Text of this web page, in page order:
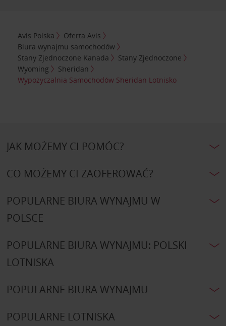
Avis Polska
Oferta Avis
Biura wynajmu samochodów
Stany Zjednoczone Kanada
Stany Zjednoczone
Wyoming
Sheridan
Wypożyczalnia Samochodów Sheridan Lotnisko
JAK MOŻEMY CI POMÓC?
CO MOŻEMY CI ZAOFEROWAĆ?
POPULARNE BIURA WYNAJMU W
POLSCE
POPULARNE BIURA WYNAJMU: POLSKI
LOTNISKA
POPULARNE BIURA WYNAJMU
POPULARNE LOTNISKA